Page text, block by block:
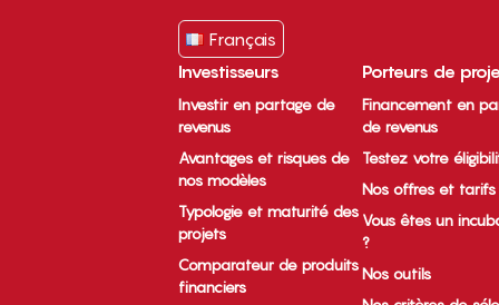
Français
Investisseurs
Investir en partage de
revenus
Avantages et risques de
nos modèles
Typologie et maturité des
projets
Comparateur de produits
financiers
Porteurs de
Financement en
de revenus
Testez votre
Nos offres et tarifs
Vous êtes un
?
Nos outils